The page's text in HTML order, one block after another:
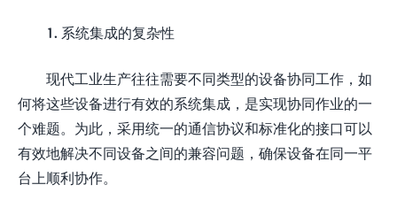
1. 系统集成的复杂性
现代工业生产往往需要不同类型的设备协同工作，如
何将这些设备进行有效的系统集成，是实现协同作业的一
个难题。为此，采用统一的通信协议和标准化的接口可以
有效地解决不同设备之间的兼容问题，确保设备在同一平
台上顺利协作。